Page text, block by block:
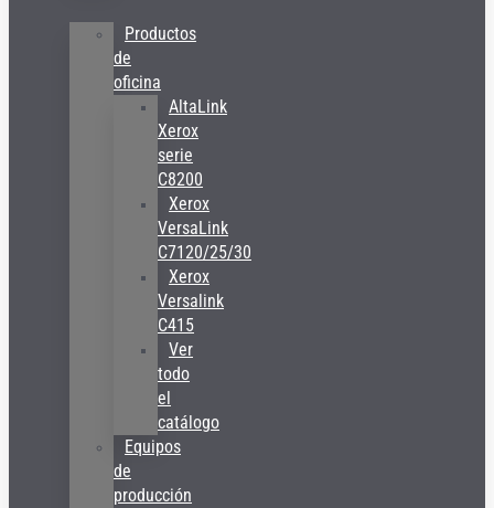
Productos
de
oficina
AltaLink
Xerox
serie
C8200
Xerox
VersaLink
C7120/25/30
Xerox
Versalink
C415
Ver
todo
el
catálogo
Equipos
de
producción